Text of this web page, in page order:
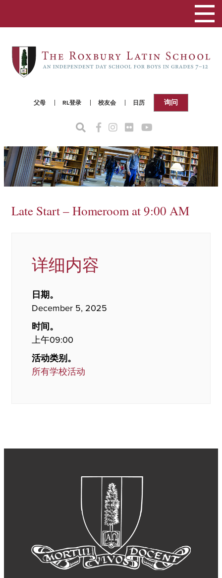
父母 RL登录 校友会 日历 询问
切
换
导
Late Start – Homeroom at 9:00 AM
详细内容
日期。
December 5, 2025
时间。
上午09:00
活动类别。
所有学校活动